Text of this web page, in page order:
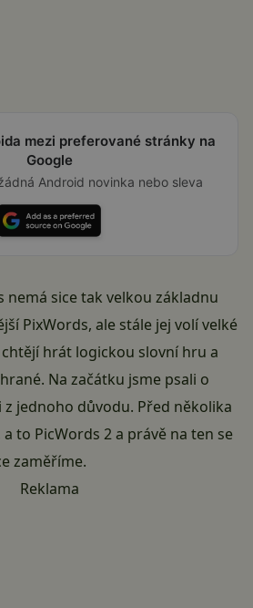
mezi preferované stránky na
Google
Android novinka nebo sleva
nemá sice tak velkou základnu
PixWords, ale stále jej volí velké
hrát logickou slovní hru a
Na začátku jsme psali o
jednoho důvodu. Před několika
to PicWords 2 a právě na ten se
zaměříme.
Reklama